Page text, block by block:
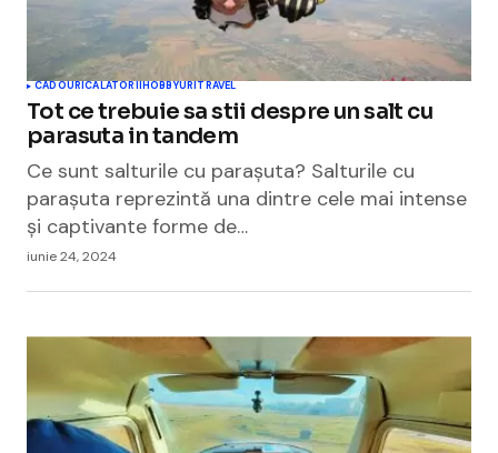
CADOURICALATORIIHOBBYURITRAVEL
Tot ce trebuie sa stii despre un salt cu
parasuta in tandem
Ce sunt salturile cu parașuta? Salturile cu
parașuta reprezintă una dintre cele mai intense
și captivante forme de…
iunie 24, 2024